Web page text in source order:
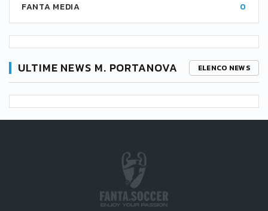
FANTA MEDIA 0
ULTIME NEWS M. PORTANOVA ELENCO NEWS